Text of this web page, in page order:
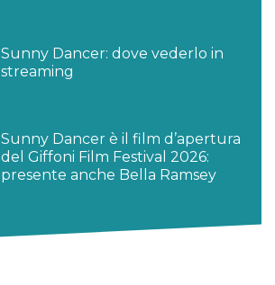
Sunny Dancer: dove vederlo in
streaming
Sunny Dancer è il film d’apertura
del Giffoni Film Festival 2026:
presente anche Bella Ramsey